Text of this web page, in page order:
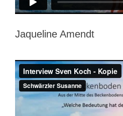
Jaqueline Amendt